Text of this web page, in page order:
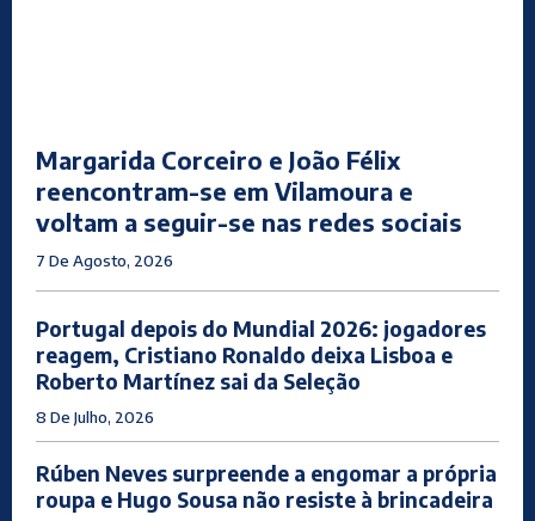
Margarida Corceiro e João Félix
reencontram-se em Vilamoura e
voltam a seguir-se nas redes sociais
7 De Agosto, 2026
Portugal depois do Mundial 2026: jogadores
reagem, Cristiano Ronaldo deixa Lisboa e
Roberto Martínez sai da Seleção
8 De Julho, 2026
Rúben Neves surpreende a engomar a própria
roupa e Hugo Sousa não resiste à brincadeira